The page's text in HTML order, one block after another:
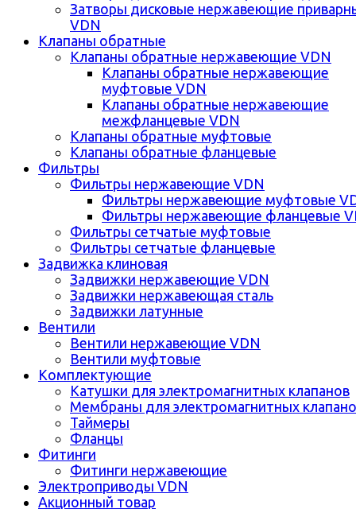
Затворы дисковые нержавеющие
VDN
Клапаны обратные
Клапаны обратные нержавеющие VDN
Клапаны обратные нержавеющие
муфтовые VDN
Клапаны обратные нержавеющие
межфланцевые VDN
Клапаны обратные муфтовые
Клапаны обратные фланцевые
Фильтры
Фильтры нержавеющие VDN
Фильтры нержавеющие муфтовые
Фильтры нержавеющие фланцевые
Фильтры сетчатые муфтовые
Фильтры сетчатые фланцевые
Задвижка клиновая
Задвижки нержавеющие VDN
Задвижки нержавеющая сталь
Задвижки латунные
Вентили
Вентили нержавеющие VDN
Вентили муфтовые
Комплектующие
Катушки для электромагнитных клапанов
Мембраны для электромагнитных
Таймеры
Фланцы
Фитинги
Фитинги нержавеющие
Электроприводы VDN
Акционный товар